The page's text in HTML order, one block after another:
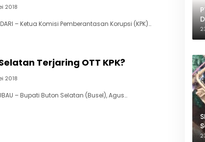
2018
– Ketua Komisi Pemberantasan Korupsi (KPK)…
Terjaring OTT KPK?
2018
– Bupati Buton Selatan (Busel), Agus…